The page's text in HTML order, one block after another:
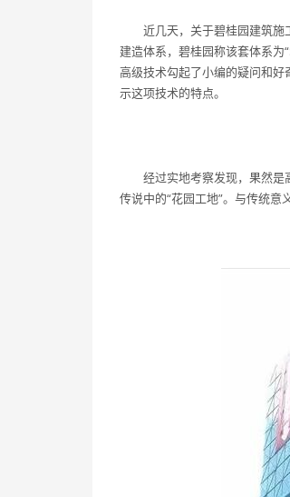
近几天，关于碧桂园建筑
建造体系，碧桂园称该套体系为
高级技术勾起了小编的疑问和
示这项技术的特点。
经过实地考察发现，果然
传说中的“花园工地”。与传统意